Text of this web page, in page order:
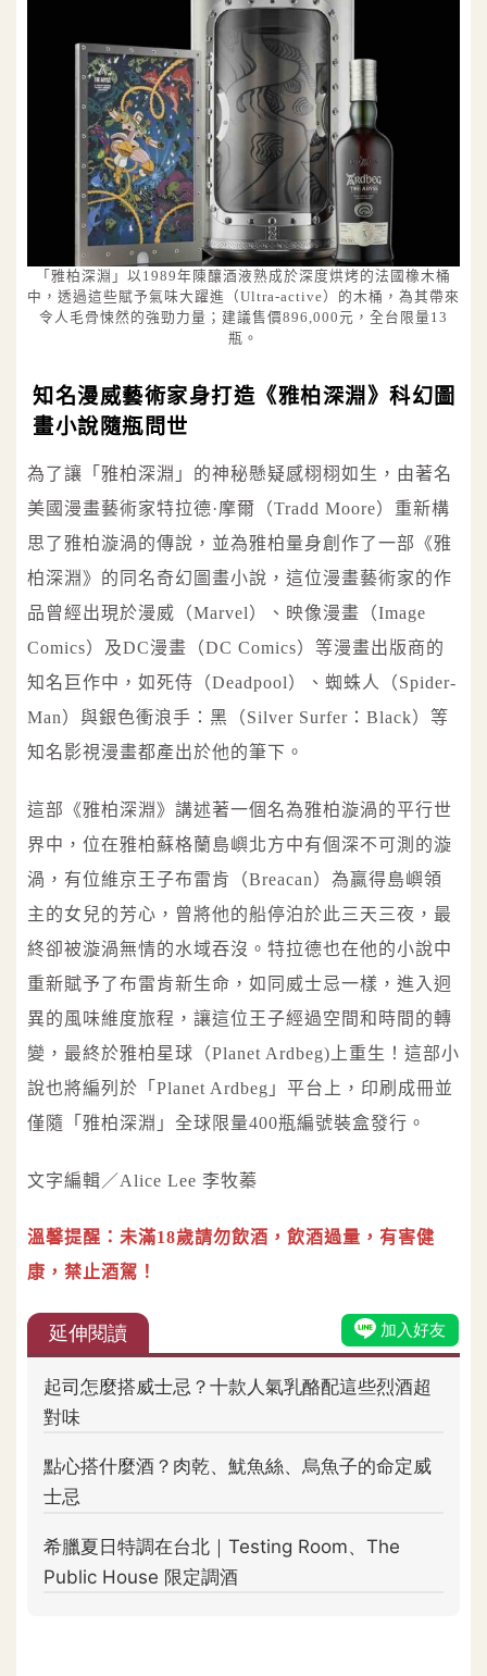
「雅柏深淵」以1989年陳釀酒液熟成於深度烘烤的法國橡木桶
中，透過這些賦予氣味大躍進（Ultra-active）的木桶，為其帶來
令人毛骨悚然的強勁力量；建議售價896,000元，全台限量13
瓶。
知名漫威藝術家身打造《雅柏深淵》科幻圖
畫小說隨瓶問世
為了讓「雅柏深淵」的神秘懸疑感栩栩如生，由著名
美國漫畫藝術家特拉德·摩爾（Tradd Moore）重新構
思了雅柏漩渦的傳說，並為雅柏量身創作了一部《雅
柏深淵》的同名奇幻圖畫小說，這位漫畫藝術家的作
品曾經出現於漫威（Marvel）、映像漫畫（Image
Comics）及DC漫畫（DC Comics）等漫畫出版商的
知名巨作中，如死侍（Deadpool）、蜘蛛人（Spider-
Man）與銀色衝浪手：黑（Silver Surfer：Black）等
知名影視漫畫都產出於他的筆下。
這部《雅柏深淵》講述著一個名為雅柏漩渦的平行世
界中，位在雅柏蘇格蘭島嶼北方中有個深不可測的漩
渦，有位維京王子布雷肯（Breacan）為贏得島嶼領
主的女兒的芳心，曾將他的船停泊於此三天三夜，最
終卻被漩渦無情的水域吞沒。特拉德也在他的小說中
重新賦予了布雷肯新生命，如同威士忌一樣，進入迥
異的風味維度旅程，讓這位王子經過空間和時間的轉
變，最終於雅柏星球（Planet Ardbeg)上重生！這部小
說也將編列於「Planet Ardbeg」平台上，印刷成冊並
僅隨「雅柏深淵」全球限量400瓶編號裝盒發行。
文字編輯／Alice Lee 李牧蓁
溫馨提醒：未滿18歲請勿飲酒，飲酒過量，有害健
康，禁止酒駕！